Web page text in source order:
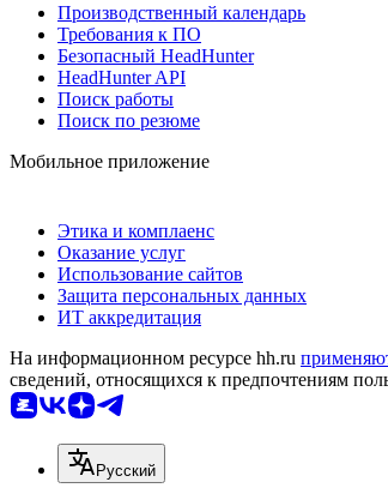
Производственный календарь
Требования к ПО
Безопасный HeadHunter
HeadHunter API
Поиск работы
Поиск по резюме
Мобильное приложение
Этика и комплаенс
Оказание услуг
Использование сайтов
Защита персональных данных
ИТ аккредитация
На информационном ресурсе hh.ru
сведений, относящихся к предпочтениям
Русский